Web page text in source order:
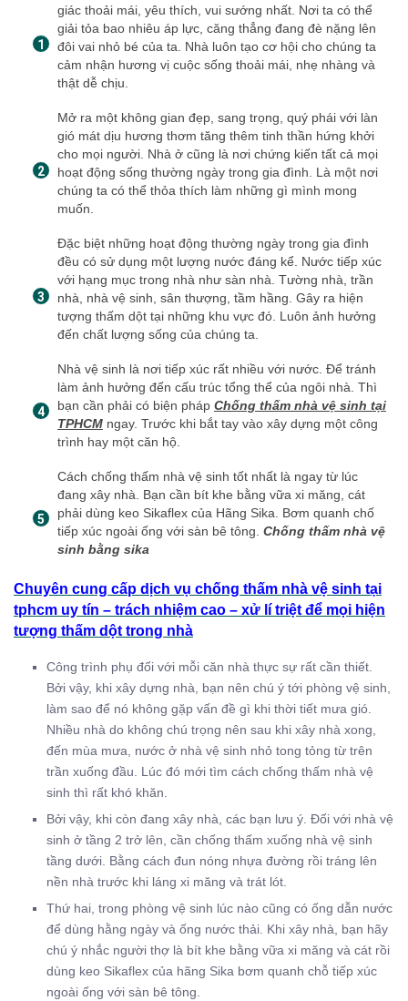
giác thoải mái, yêu thích, vui sướng nhất. Nơi ta có thể
giải tỏa bao nhiêu áp lực, căng thẳng đang đè nặng lên
đôi vai nhỏ bé của ta. Nhà luôn tạo cơ hội cho chúng ta
cảm nhận hương vị cuộc sống thoải mái, nhẹ nhàng và
thật dễ chịu.
Mở ra một không gian đẹp, sang trọng, quý phái với làn
gió mát dịu hương thơm tăng thêm tinh thần hứng khởi
cho mọi người. Nhà ở cũng là nơi chứng kiến tất cả mọi
hoạt động sống thường ngày trong gia đình. Là một nơi
chúng ta có thể thỏa thích làm những gì mình mong
muốn.
Đặc biệt những hoạt động thường ngày trong gia đình
đều có sử dụng một lượng nước đáng kể. Nước tiếp xúc
với hạng mục trong nhà như sàn nhà. Tường nhà, trần
nhà, nhà vệ sinh, sân thượng, tầm hầng. Gây ra hiện
tượng thấm dột tại những khu vực đó. Luôn ảnh hưởng
đến chất lượng sống của chúng ta.
Nhà vệ sinh là nơi tiếp xúc rất nhiều với nước. Để tránh
làm ảnh hưởng đến cấu trúc tổng thể của ngôi nhà. Thì
bạn cần phải có biện pháp Chống thấm nhà vệ sinh tại
TPHCM ngay. Trước khi bắt tay vào xây dựng một công
trình hay một căn hộ.
Cách chống thấm nhà vệ sinh tốt nhất là ngay từ lúc
đang xây nhà. Bạn cần bít khe bằng vữa xi măng, cát
phải dùng keo Sikaflex của Hãng Sika. Bơm quanh chố
tiếp xúc ngoài ống với sàn bê tông. Chống thấm nhà vệ
sinh bằng sika
Chuyên cung cấp dịch vụ chống thấm nhà vệ sinh tại
tphcm uy tín – trách nhiệm cao – xử lí triệt để mọi hiện
tượng thấm dột trong nhà
Công trình phụ đối với mỗi căn nhà thực sự rất cần thiết.
Bởi vậy, khi xây dựng nhà, bạn nên chú ý tới phòng vệ sinh,
làm sao để nó không gặp vấn đề gì khi thời tiết mưa gió.
Nhiều nhà do không chú trọng nên sau khi xây nhà xong,
đến mùa mưa, nước ở nhà vệ sinh nhỏ tong tỏng từ trên
trần xuống đầu. Lúc đó mới tìm cách chống thấm nhà vệ
sinh thì rất khó khăn.
Bởi vậy, khi còn đang xây nhà, các bạn lưu ý. Đối với nhà vệ
sinh ở tầng 2 trở lên, cần chống thấm xuống nhà vệ sinh
tầng dưới. Bằng cách đun nóng nhựa đường rồi tráng lên
nền nhà trước khi láng xi măng và trát lót.
Thứ hai, trong phòng vệ sinh lúc nào cũng có ống dẫn nước
để dùng hằng ngày và ống nước thải. Khi xây nhà, bạn hãy
chú ý nhắc người thợ là bít khe bằng vữa xi măng và cát rồi
dùng keo Sikaflex của hãng Sika bơm quanh chỗ tiếp xúc
ngoài ống với sàn bê tông.